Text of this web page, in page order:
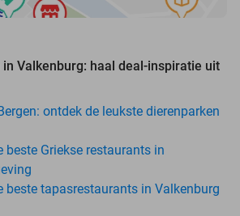
Valkenburg: haal deal-inspiratie uit
ontdek de leukste dierenparken
beste Griekse restaurants in
beste tapasrestaurants in Valkenburg